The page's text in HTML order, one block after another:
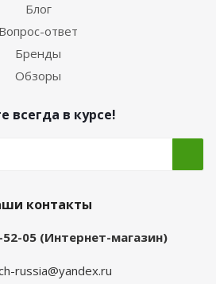
Блог
Вопрос-ответ
Бренды
Обзоры
всегда в курсе!
контакты
52-05 (Интернет-магазин)
russia@yandex.ru